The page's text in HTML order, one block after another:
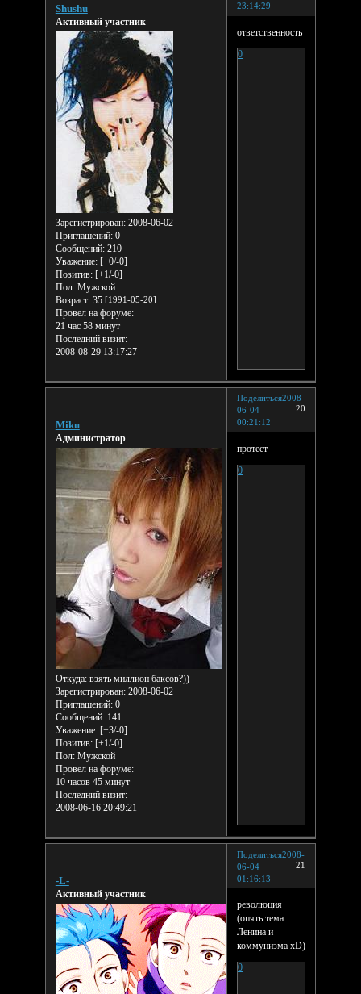
23:14:29
Shushu
Активный участник
Зарегистрирован: 2008-06-02
Приглашений:0
Сообщений:210
Уважение: [+0/-0]
Позитив: [+1/-0]
Пол:Мужской
Возраст:35 [1991-05-20]
Провел на форуме:
21 час 58 минут
Последний визит:
2008-08-29 13:17:27
ответственность
0
Поделиться
20
2008-
06-04
00:21:12
Miku
Администратор
Откуда:взять миллион баксов?))
Зарегистрирован: 2008-06-02
Приглашений:0
Сообщений:141
Уважение: [+3/-0]
Позитив: [+1/-0]
Пол:Мужской
Провел на форуме:
10 часов 45 минут
Последний визит:
2008-06-16 20:49:21
протест
0
Поделиться
21
2008-
06-04
01:16:13
-L-
Активный участник
революция
(опять тема
Ленина и
коммунизма xD)
0